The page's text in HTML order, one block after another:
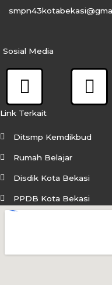
Sosial Media
F
a
c
e
b
o
k
I
n
t
g
a
Link Terkait
Ditsmp Kemdikbud
Rumah Belajar
Disdik Kota Bekasi
PPDB Kota Bekasi